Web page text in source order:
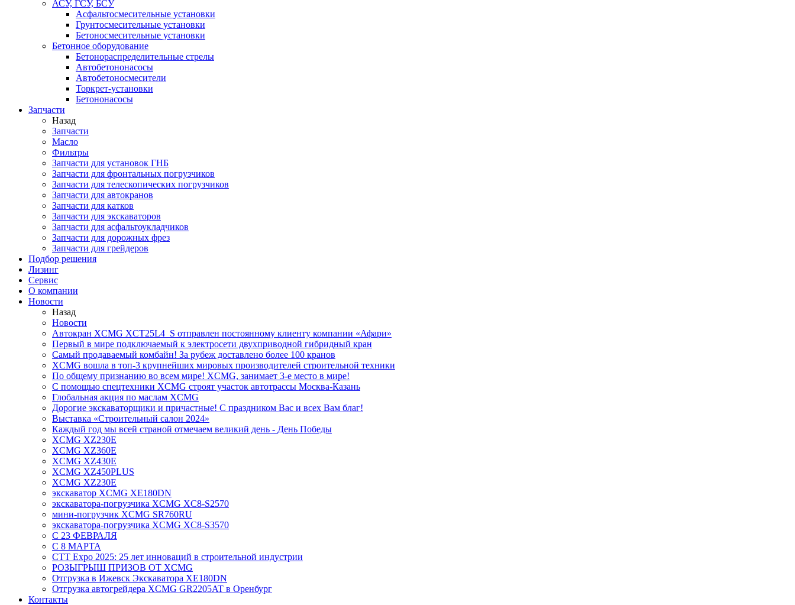
АСУ, ГСУ, БСУ
Асфальтосмесительные установки
Грунтосмесительные установки
Бетоносмесительные установки
Бетонное оборудование
Бетонораспределительные стрелы
Автобетононасосы
Автобетоносмесители
Торкрет-установки
Бетононасосы
Запчасти
Назад
Запчасти
Масло
Фильтры
Запчасти для установок ГНБ
Запчасти для фронтальных погрузчиков
Запчасти для телескопических погрузчиков
Запчасти для автокранов
Запчасти для катков
Запчасти для экскаваторов
Запчасти для асфальтоукладчиков
Запчасти для дорожных фрез
Запчасти для грейдеров
Подбор решения
Лизинг
Сервис
О компании
Новости
Назад
Новости
Автокран XCMG XCT25L4_S отправлен постоянному клиенту компании «Афари»
Первый в мире подключаемый к электросети двухприводной гибридный кран
Самый продаваемый комбайн! За рубеж доставлено более 100 кранов
XCMG вошла в топ-3 крупнейших мировых производителей строительной техники
По общему признанию во всем мире! XCMG, занимает 3-е место в мире!
С помощью спецтехники XCMG строят участок автотрассы Москва-Казань
Глобальная акция по маслам XCMG
Дорогие экскаваторщики и причастные! С праздником Вас и всех Вам благ!
Выставка «Строительный салон 2024»
Каждый год мы всей страной отмечаем великий день - День Победы
XCMG XZ230E
XCMG XZ360E
XCMG XZ430E
XCMG XZ450PLUS
XCMG XZ230E
экскаватор XCMG XE180DN
экскаватора-погрузчика XCMG XC8-S2570
мини-погрузчик XCMG SR760RU
экскаватора-погрузчика XCMG XC8-S3570
С 23 ФЕВРАЛЯ
С 8 МАРТА
CTT Expo 2025: 25 лет инноваций в строительной индустрии
РОЗЫГРЫШ ПРИЗОВ ОТ XCMG
Отгрузка в Ижевск Экскаватора XE180DN
Отгрузка автогрейдера XCMG GR2205AT в Оренбург
Контакты